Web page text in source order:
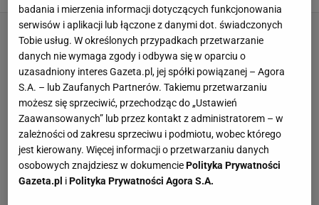
badania i mierzenia informacji dotyczących funkcjonowania
serwisów i aplikacji lub łączone z danymi dot. świadczonych
Tobie usług. W określonych przypadkach przetwarzanie
danych nie wymaga zgody i odbywa się w oparciu o
uzasadniony interes Gazeta.pl, jej spółki powiązanej – Agora
S.A. – lub Zaufanych Partnerów. Takiemu przetwarzaniu
możesz się sprzeciwić, przechodząc do „Ustawień
Zaawansowanych” lub przez kontakt z administratorem – w
zależności od zakresu sprzeciwu i podmiotu, wobec którego
jest kierowany. Więcej informacji o przetwarzaniu danych
osobowych znajdziesz w dokumenciePolityka Prywatności
Gazeta.pl iPolityka Prywatności Agora S.A.